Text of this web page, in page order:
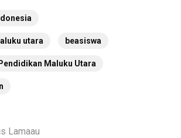
utara beasiswa
Pendidikan Maluku Utara
Lamaau